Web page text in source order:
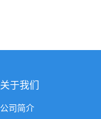
关于我们
公司简介